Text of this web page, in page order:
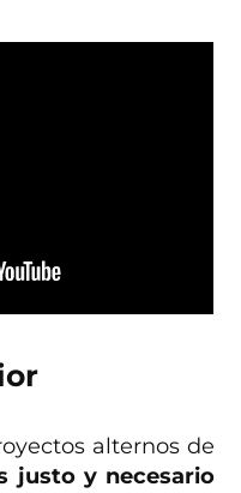
alternos de
justo y necesario